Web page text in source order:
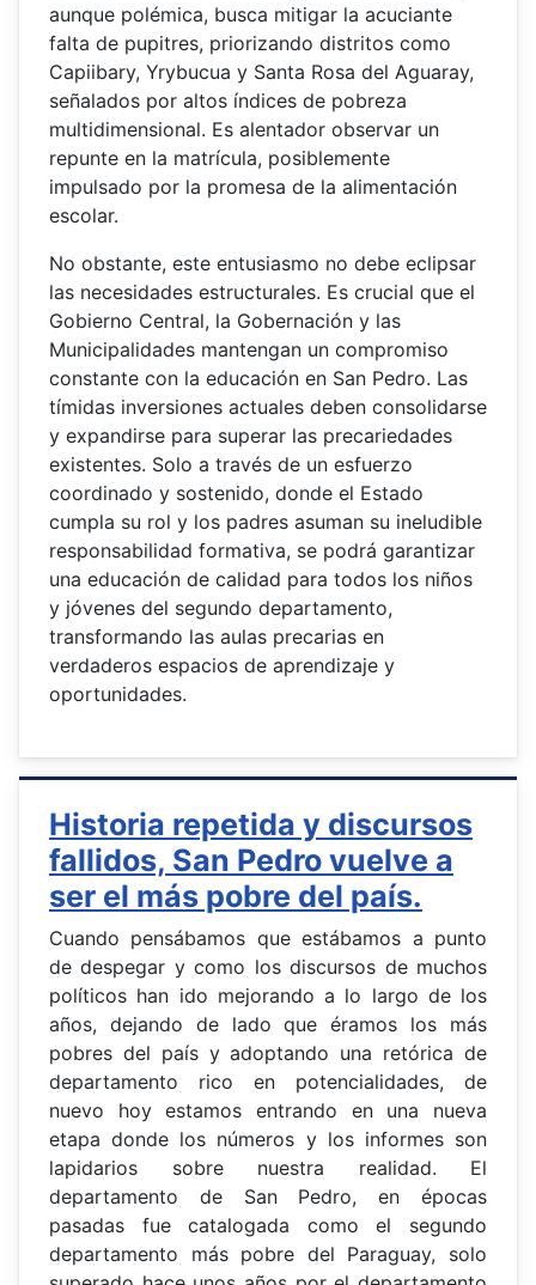
aunque polémica, busca mitigar la acuciante
falta de pupitres, priorizando distritos como
Capiibary, Yrybucua y Santa Rosa del Aguaray,
señalados por altos índices de pobreza
multidimensional. Es alentador observar un
repunte en la matrícula, posiblemente
impulsado por la promesa de la alimentación
escolar.
No obstante, este entusiasmo no debe eclipsar
las necesidades estructurales. Es crucial que el
Gobierno Central, la Gobernación y las
Municipalidades mantengan un compromiso
constante con la educación en San Pedro. Las
tímidas inversiones actuales deben consolidarse
y expandirse para superar las precariedades
existentes. Solo a través de un esfuerzo
coordinado y sostenido, donde el Estado
cumpla su rol y los padres asuman su ineludible
responsabilidad formativa, se podrá garantizar
una educación de calidad para todos los niños
y jóvenes del segundo departamento,
transformando las aulas precarias en
verdaderos espacios de aprendizaje y
oportunidades.
Historia repetida y discursos
fallidos, San Pedro vuelve a
ser el más pobre del país.
Cuando pensábamos que estábamos a punto
de despegar y como los discursos de muchos
políticos han ido mejorando a lo largo de los
años, dejando de lado que éramos los más
pobres del país y adoptando una retórica de
departamento rico en potencialidades, de
nuevo hoy estamos entrando en una nueva
etapa donde los números y los informes son
lapidarios sobre nuestra realidad. El
departamento de San Pedro, en épocas
pasadas fue catalogada como el segundo
departamento más pobre del Paraguay, solo